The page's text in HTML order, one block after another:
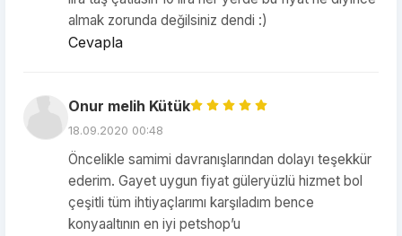
almak zorunda değilsiniz dendi :)
Cevapla
Onur melih Kütük
18.09.2020 00:48
Öncelikle samimi davranışlarından dolayı teşekkür
ederim. Gayet uygun fiyat güleryüzlü hizmet bol
çeşitli tüm ihtiyaçlarımı karşıladım bence
konyaaltının en iyi petshop’u